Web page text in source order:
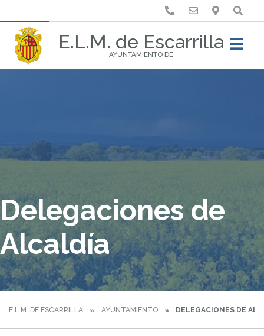
E.L.M. de Escarrilla
AYUNTAMIENTO DE
Buscar
Delegaciones de
Alcaldía
E.L.M. DE ESCARRILLA AYUNTAMIENTO DELEGACIONES DE